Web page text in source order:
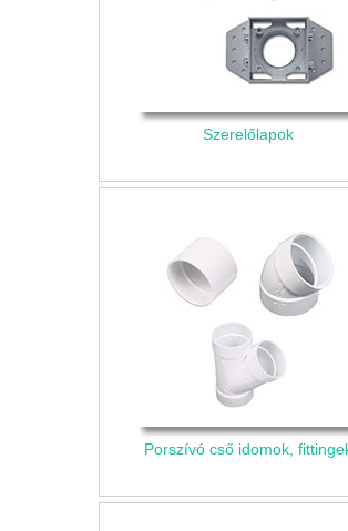
Szerelőlapok
Porszívó cső idomok,